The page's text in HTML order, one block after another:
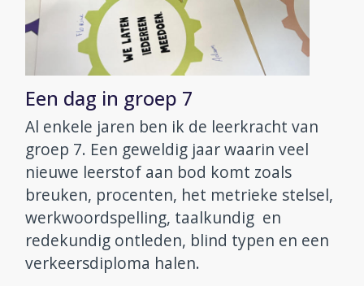
Een dag in groep 7
Al enkele jaren ben ik de leerkracht van
groep 7. Een geweldig jaar waarin veel
nieuwe leerstof aan bod komt zoals
breuken, procenten, het metrieke stelsel,
werkwoordspelling, taalkundig en
redekundig ontleden, blind typen en een
verkeersdiploma halen.